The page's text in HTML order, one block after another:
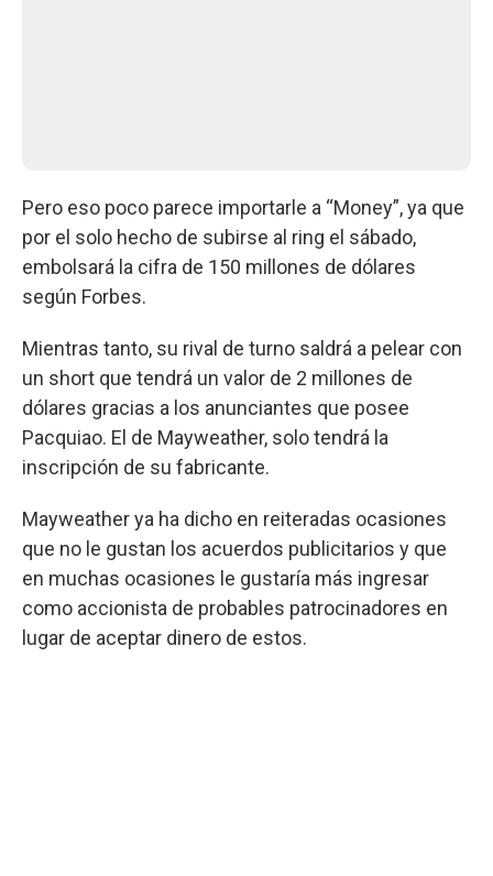
Pero eso poco parece importarle a “Money”, ya que
por el solo hecho de subirse al ring el sábado,
embolsará la cifra de 150 millones de dólares
según Forbes.
Mientras tanto, su rival de turno saldrá a pelear con
un short que tendrá un valor de 2 millones de
dólares gracias a los anunciantes que posee
Pacquiao. El de Mayweather, solo tendrá la
inscripción de su fabricante.
Mayweather ya ha dicho en reiteradas ocasiones
que no le gustan los acuerdos publicitarios y que
en muchas ocasiones le gustaría más ingresar
como accionista de probables patrocinadores en
lugar de aceptar dinero de estos.